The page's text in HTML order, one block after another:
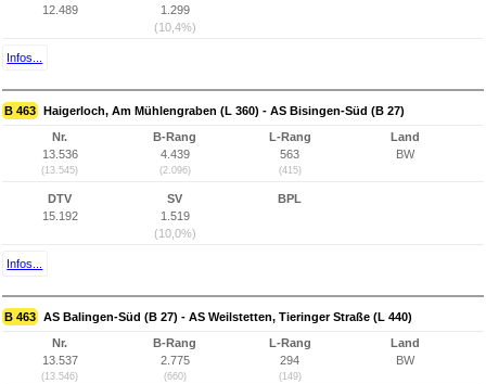
12.489
1.299
(10,4%)
Infos...
B 463 Haigerloch, Am Mühlengraben (L 360) - AS Bisingen-Süd (B 27)
Nr.
13.536
(13.545)
B-Rang
4.439
(2.096)
L-Rang
563
(415)
Land
BW
DTV
15.192
SV
1.519
(10,0%)
BPL
Infos...
B 463 AS Balingen-Süd (B 27) - AS Weilstetten, Tieringer Straße (L 440)
Nr.
13.537
(13.546)
B-Rang
2.775
(660)
L-Rang
294
(149)
Land
BW